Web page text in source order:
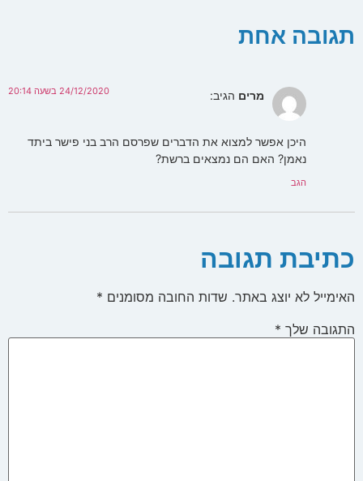
תגובה אחת
מרים הגיב: 24/12/2020 בשעה 20:14
היכן אפשר למצוא את הדברים שפרסם הרב בני פישר ביתד
נאמן? האם הם נמצאים ברשת?
הגב
כתיבת תגובה
האימייל לא יוצג באתר. שדות החובה מסומנים *
התגובה שלך *